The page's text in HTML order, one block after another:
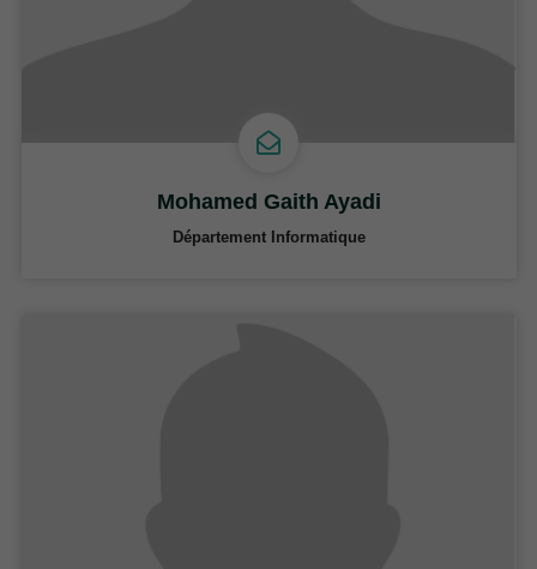
Mohamed Gaith Ayadi
Département Informatique